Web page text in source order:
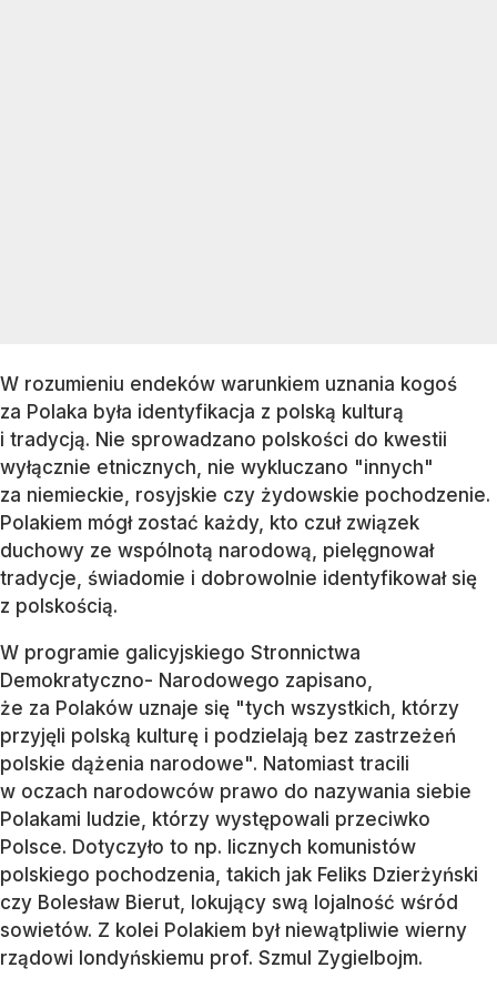
W rozumieniu endeków warunkiem uznania kogoś
za Polaka była identyfikacja z polską kulturą
i tradycją. Nie sprowadzano polskości do kwestii
wyłącznie etnicznych, nie wykluczano "innych"
za niemieckie, rosyjskie czy żydowskie pochodzenie.
Polakiem mógł zostać każdy, kto czuł związek
duchowy ze wspólnotą narodową, pielęgnował
tradycje, świadomie i dobrowolnie identyfikował się
z polskością.
W programie galicyjskiego Stronnictwa
Demokratyczno- Narodowego zapisano,
że za Polaków uznaje się "tych wszystkich, którzy
przyjęli polską kulturę i podzielają bez zastrzeżeń
polskie dążenia narodowe". Natomiast tracili
w oczach narodowców prawo do nazywania siebie
Polakami ludzie, którzy występowali przeciwko
Polsce. Dotyczyło to np. licznych komunistów
polskiego pochodzenia, takich jak Feliks Dzierżyński
czy Bolesław Bierut, lokujący swą lojalność wśród
sowietów. Z kolei Polakiem był niewątpliwie wierny
rządowi londyńskiemu prof. Szmul Zygielbojm.